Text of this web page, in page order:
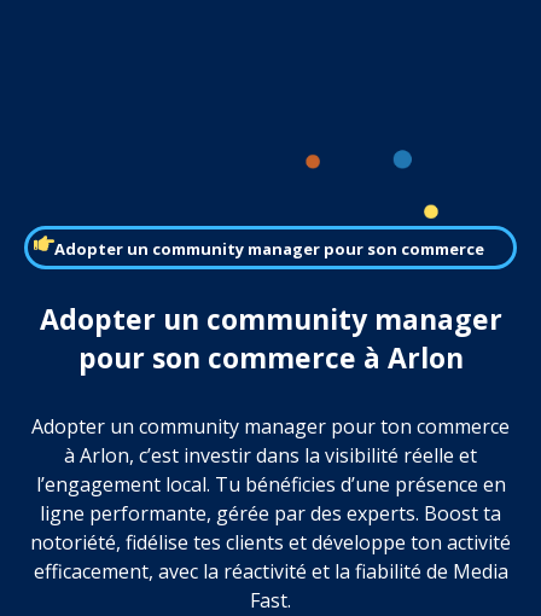
Adopter un community manager pour son commerce
Adopter un community manager
pour son commerce à Arlon
Adopter un community manager pour ton commerce
à Arlon, c’est investir dans la visibilité réelle et
l’engagement local. Tu bénéficies d’une présence en
ligne performante, gérée par des experts. Boost ta
notoriété, fidélise tes clients et développe ton activité
efficacement, avec la réactivité et la fiabilité de Media
Fast.